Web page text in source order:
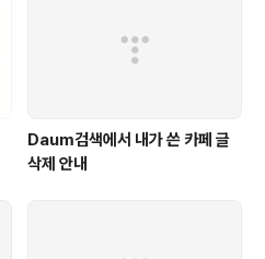
Daum검색에서 내가 쓴 카페 글
삭제 안내